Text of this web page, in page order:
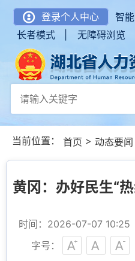
登录个人中心 智
长者模式 |
无障碍浏览
当前位置： 首页 > 动态要闻
黄冈：办好民生“
时间：2026-07-07 10:25
字号：